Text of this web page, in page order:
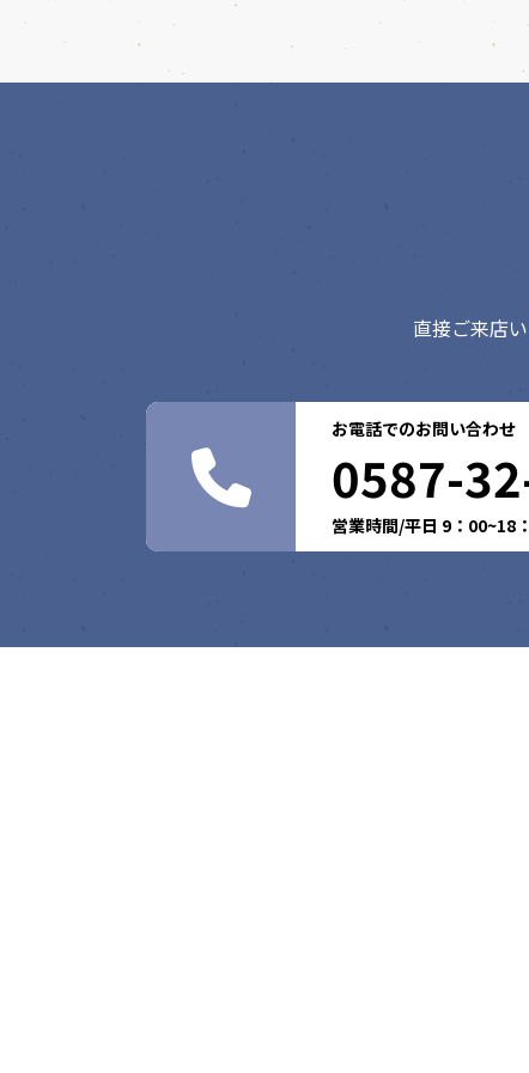
直接ご来店
お電話でのお問い合わせ
0587-
営業時間/平日 9：